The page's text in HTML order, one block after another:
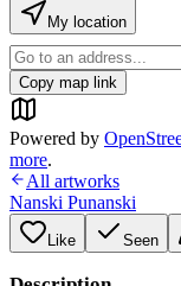
My location
Copy map link
Powered by
more.
All artworks
Nanski Punanski
Like Seen